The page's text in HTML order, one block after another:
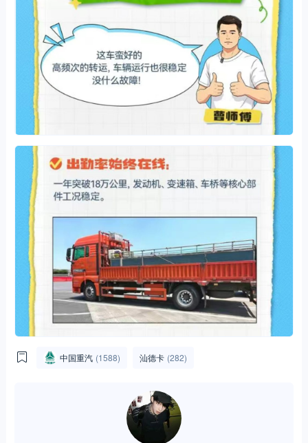
中国重汽 (1588) 汕德卡 (282)